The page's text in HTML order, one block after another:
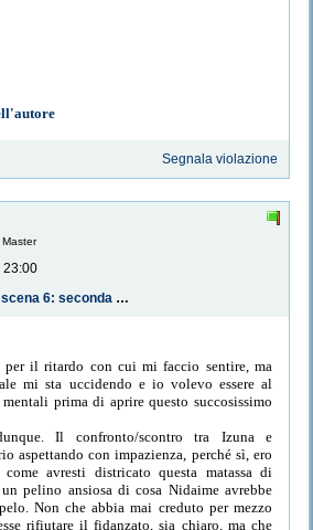
Segnala violazione
23:00
Atto secondo, scena 6: seconda parte
per il ritardo con cui mi faccio sentire, ma
mi sta uccidendo e io volevo essere al
prima di aprire questo succosissimo
Il confronto/scontro tra Izuna e
aspettando con impazienza, perché sì, ero
avresti districato questa matassa di
pelino ansiosa di cosa Nidaime avrebbe
Non che abbia mai creduto per mezzo
rifiutare il fidanzato, sia chiaro, ma che